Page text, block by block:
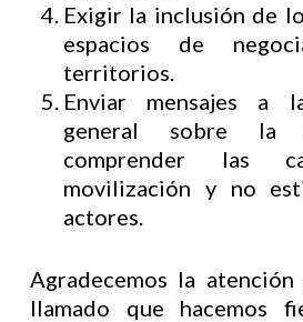
Exigir la inclusión de
espacios de
territorios.
Enviar mensajes a
general sobre la
comprender las
movilización y no
actores.
Agradecemos la
llamado que hacemos